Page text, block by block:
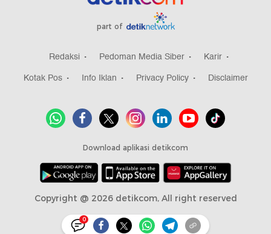
0
part of
Redaksi Pedoman Media Siber
Karir
Kotak Pos
Info Iklan Privacy Policy Disclaimer
Download aplikasi detikcom
Copyright @ 2026 detikcom, All right reserved